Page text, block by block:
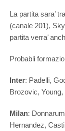
La partita sara’
(canale 201),
partita verra’
Probabli
Inter: Padelli,
Brozovic,
Milan:
Hernandez,